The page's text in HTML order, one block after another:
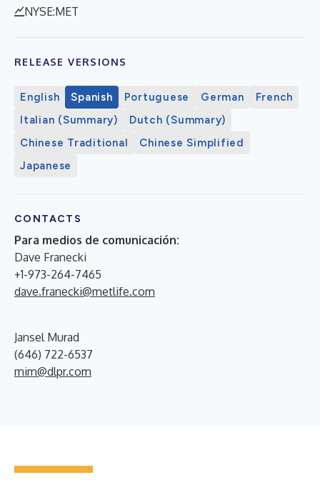
NYSE:MET
RELEASE VERSIONS
English Spanish Portuguese German
French
Italian (Summary)
Dutch (Summary)
Chinese Traditional
Chinese Simplified
Japanese
CONTACTS
Para medios de comunicación:
Dave Franecki
+1-973-264-7465
dave.franecki@metlife.com
Jansel Murad
(646) 722-6537
mim@dlpr.com